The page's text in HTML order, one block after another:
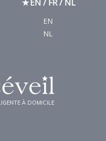
EN / FR / NL
EN
NL
À DOMICILE